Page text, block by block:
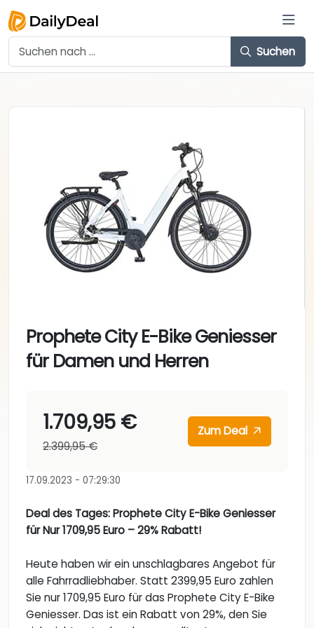
Suchen
Prophete City E-Bike Geniesser
für Damen und Herren
1.709,95 €
2.399,95 €
Zum Deal
17.09.2023 - 07:29:30
Deal des Tages: Prophete City E-Bike Geniesser
für Nur 1709,95 Euro – 29% Rabatt!
Heute haben wir ein unschlagbares Angebot für
alle Fahrradliebhaber. Statt 2399,95 Euro zahlen
Sie nur 1709,95 Euro für das Prophete City E-Bike
Geniesser. Das ist ein Rabatt von 29%, den Sie